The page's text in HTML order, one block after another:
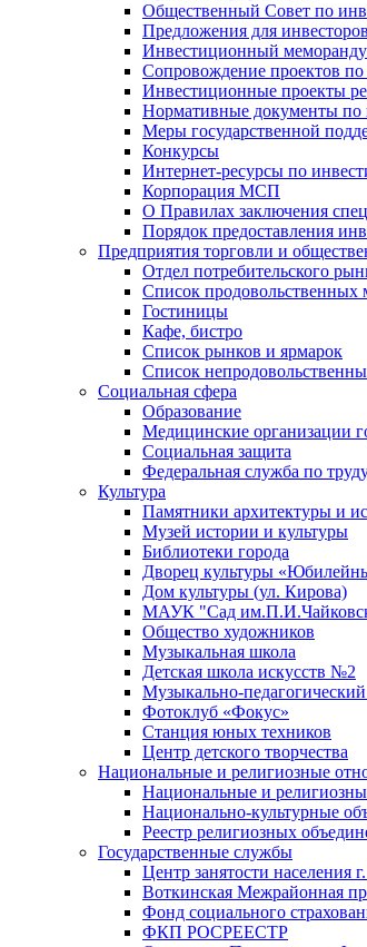
Общественный Совет по
Предложения для инвесторов
Инвестиционный
Сопровождение проектов
Инвестиционные проекты
Нормативные документы по
Меры государственной
Конкурсы
Интернет-ресурсы по
Корпорация МСП
О Правилах заключения
Порядок предоставления
Предприятия торговли и
Отдел потребительского
Список продовольственных
Гостиницы
Кафе, бистро
Cписок рынков и ярмарок
Список
Социальная сфера
Образование
Медицинские организации
Социальная защита
Федеральная служба по
Культура
Памятники архитектуры и
Музей истории и культуры
Библиотеки города
Дворец культуры
Дом культуры (ул. Кирова)
МАУК "Сад
Общество художников
Музыкальная школа
Детская школа искусств №2
Музыкально-
Фотоклуб «Фокус»
Станция юных техников
Центр детского творчества
Национальные и религиозные
Национальные и
Национально-культурные
Реестр религиозных
Государственные службы
Центр занятости населения
Воткинская Межрайонная
Фонд социального
ФКП РОСРЕЕСТР